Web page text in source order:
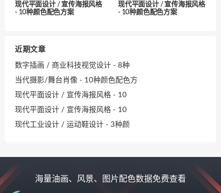
现代平面设计 / 宣传海报风格
- 10种颜色配色方案
现代平面设计 / 宣传海报风格
- 10种颜色配色方案
近期文章
数字插画 / 商业科技视觉设计 - 8种
当代摄影/舞台肖像 - 10种颜色配色方
现代平面设计 / 宣传海报风格 - 10
现代平面设计 / 宣传海报风格 - 10
现代工业设计 / 运动鞋设计 - 3种颜
海量油画、风景、图片配色数据免费查看